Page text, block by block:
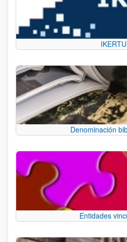
IKERTU
Denominación
Entidades